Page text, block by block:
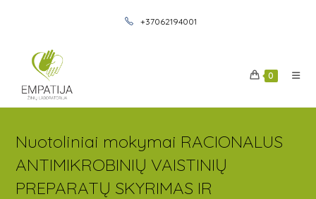
+37062194001
0
Nuotoliniai mokymai RACIONALUS
ANTIMIKROBINIŲ VAISTINIŲ
PREPARATŲ SKYRIMAS IR